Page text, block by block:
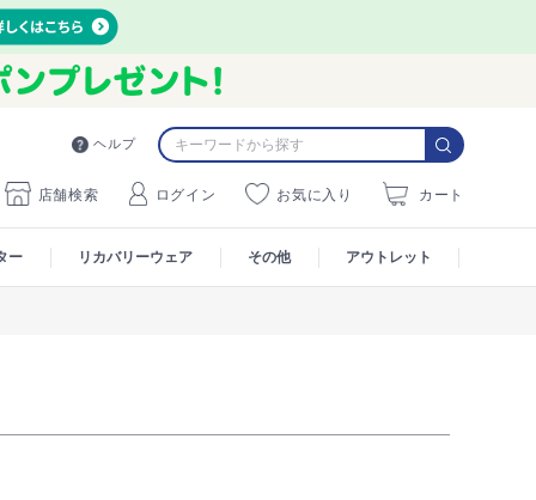
ヘルプ
店舗検索 ログイン お気に入り カート
ー リカバリーウェア その他 アウトレット